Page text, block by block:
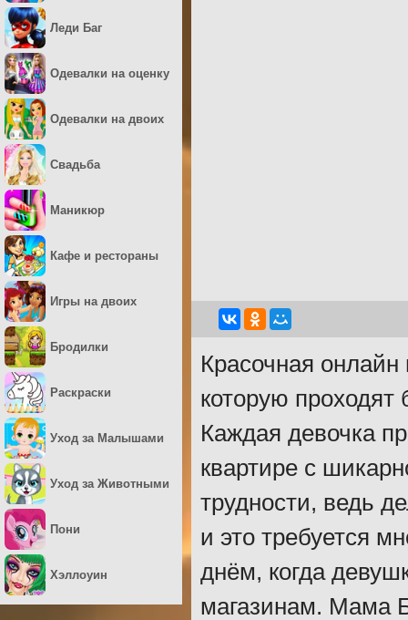
Красочная
которую
Каждая девочка
квартире с
трудности, ведь
и это требуется
днём, когда
магазинам. Мама
Леди Баг
Одевалки на оценку
Одевалки на двоих
Свадьба
Маникюр
Кафе и рестораны
Игры на двоих
Бродилки
Раскраски
Уход за Малышами
Уход за Животными
Пони
Хэллоуин